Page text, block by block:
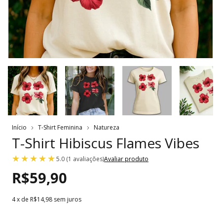
Início T-Shirt Feminina Natureza
T-Shirt Hibiscus Flames Vibes
5.0 (1 avaliações)Avaliar produto
R$59,90
4x de R$14,98 sem juros